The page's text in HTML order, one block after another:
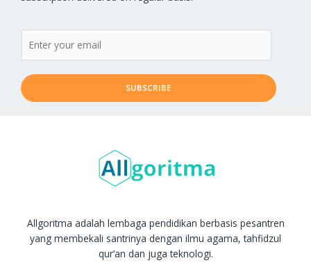
SUBSCRIBE
Allgoritma adalah lembaga pendidikan berbasis pesantren
yang membekali santrinya dengan ilmu agama, tahfidzul
qur’an dan juga teknologi.